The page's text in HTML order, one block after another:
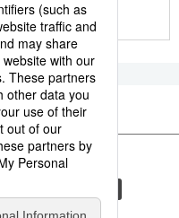
イチロー